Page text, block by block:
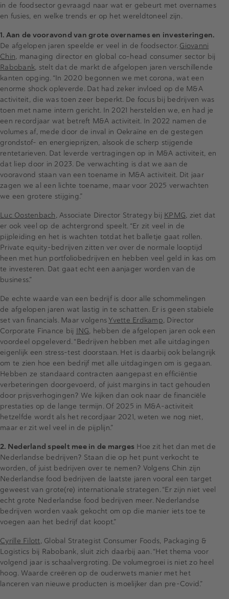
in de foodsector gevraagd naar wat er gebeurt met overnames
en fusies, en welke trends er op het wereldtoneel zijn.
1. Aan de vooravond van grote overnames en investeringen.
De afgelopen jaren speelde er veel in de foodsector. Giovanni
Chin, managing director en global co-head consumer sector bij
Rabobank, stelt dat de markt de afgelopen jaren verschillende
kanten opging. “In 2020 begonnen we met corona, wat een
enorme shock opleverde. Dat had zeker invloed op de M&A
activiteit, die was toen zeer beperkt. De focus bij bedrijven was
toen met name intern gericht. In 2021 herstelden we, en had je
een recordjaar wat betreft M&A activiteit. In 2022 namen de
volumes af, mede door de inval in Oekraïne en de gestegen
grondstof- en energieprijzen, alsook de scherp stijgende
rentetarieven. Dat leverde vertragingen op in M&A activiteit, en
dat liep door in 2023. De verwachting is dat we aan de
vooravond staan van een toename in M&A activiteit. Dit jaar
zagen we al een lichte toename, maar voor 2025 verwachten
we een grotere stijging.”
Luc Oostenbach, Associate Director Strategy bij KPMG, ziet dat
er ook veel op de achtergrond speelt. “Er zit veel in de
pijpleiding en het is wachten totdat het balletje gaat rollen.
Private equity-bedrijven zitten ver over de normale looptijd
heen met hun portfoliobedrijven en hebben veel geld in kas om
te investeren. Dat gaat echt een aanjager worden van de
business.”
De echte waarde van een bedrijf is door alle schommelingen
de afgelopen jaren wat lastig in te schatten. Er is geen stabiele
set van financials. Maar volgensYvette Erdkamp, Director
Corporate Finance bij ING, hebben de afgelopen jaren ook een
voordeel opgeleverd. “Bedrijven hebben met alle uitdagingen
eigenlijk een stress-test doorstaan. Het is daarbij ook belangrijk
om te zien hoe een bedrijf met alle uitdagingen om is gegaan.
Hebben ze standaard contracten aangepast en efficiëntie
verbeteringen doorgevoerd, of juist margins in tact gehouden
door prijsverhogingen? We kijken dan ook naar de financiële
prestaties op de lange termijn. Of 2025 in M&A-activiteit
hetzelfde wordt als het recordjaar 2021, weten we nog niet,
maar er zit wel veel in de pijplijn.”
2. Nederland speelt mee in de marges Hoe zit het dan met de
Nederlandse bedrijven? Staan die op het punt verkocht te
worden, of juist bedrijven over te nemen? Volgens Chin zijn
Nederlandse food bedrijven de laatste jaren vooral een target
geweest van grote(re) internationale strategen. “Er zijn niet veel
echt grote Nederlandse food bedrijven meer. Nederlandse
bedrijven worden vaak gekocht om op die manier iets toe te
voegen aan het bedrijf dat koopt.”
Cyrille Filott, Global Strategist Consumer Foods, Packaging &
Logistics bij Rabobank, sluit zich daarbij aan. “Het thema voor
volgend jaar is schaalvergroting. De volumegroei is niet zo heel
hoog. Waarde creëren op de ouderwets manier met het
lanceren van nieuwe producten is moelijker dan pre-Covid.”